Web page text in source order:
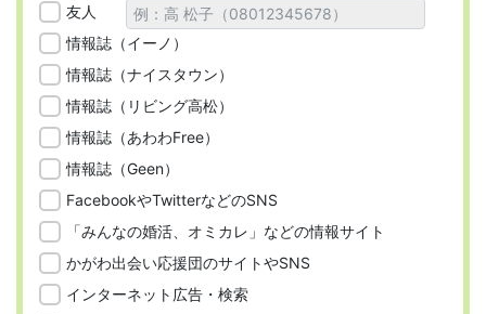
友人
情報誌（イーノ）
情報誌（ナイスタウン）
情報誌（リビング高松）
情報誌（あわわFree）
情報誌（Geen）
FacebookやTwitterなどのSNS
「みんなの婚活、オミカレ」などの情報サイト
かがわ出会い応援団のサイトやSNS
インターネット広告・検索